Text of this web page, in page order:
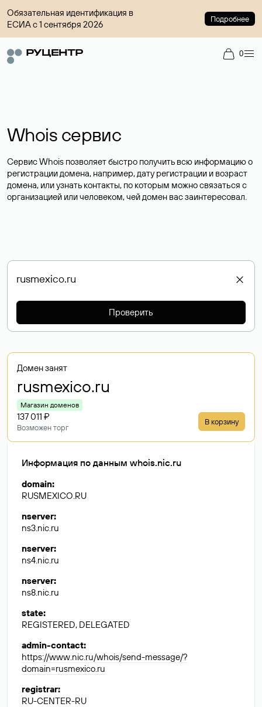
Обязательная идентификация в
ЕСИА с 1 сентября 2026
Подробнее
0
Whois сервис
Сервис Whois позволяет быстро получить всю информацию о
регистрации домена, например, дату регистрации и возраст
домена, или узнать контакты, по которым можно связаться с
организацией или человеком, чей домен вас заинтересовал.
Проверить
Домен занят
rusmexico.ru
Магазин доменов
137 011 ₽
Возможен торг
В корзину
Информация по данным whois.nic.ru
domain:
RUSMEXICO.RU
nserver:
ns3.nic.ru
nserver:
ns4.nic.ru
nserver:
ns8.nic.ru
state:
REGISTERED, DELEGATED
admin-contact:
https://www.nic.ru/whois/send-message/?
domain=rusmexico.ru
registrar:
RU-CENTER-RU